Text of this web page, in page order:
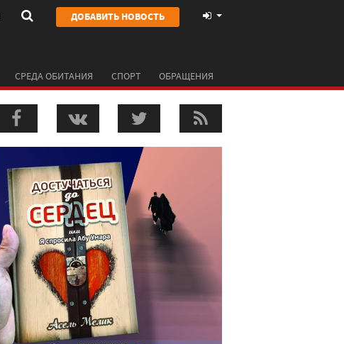
ДОБАВИТЬ НОВОСТЬ
СРЕДА ОБИТАНИЯ СПОРТ ОБРАЩЕНИЯ